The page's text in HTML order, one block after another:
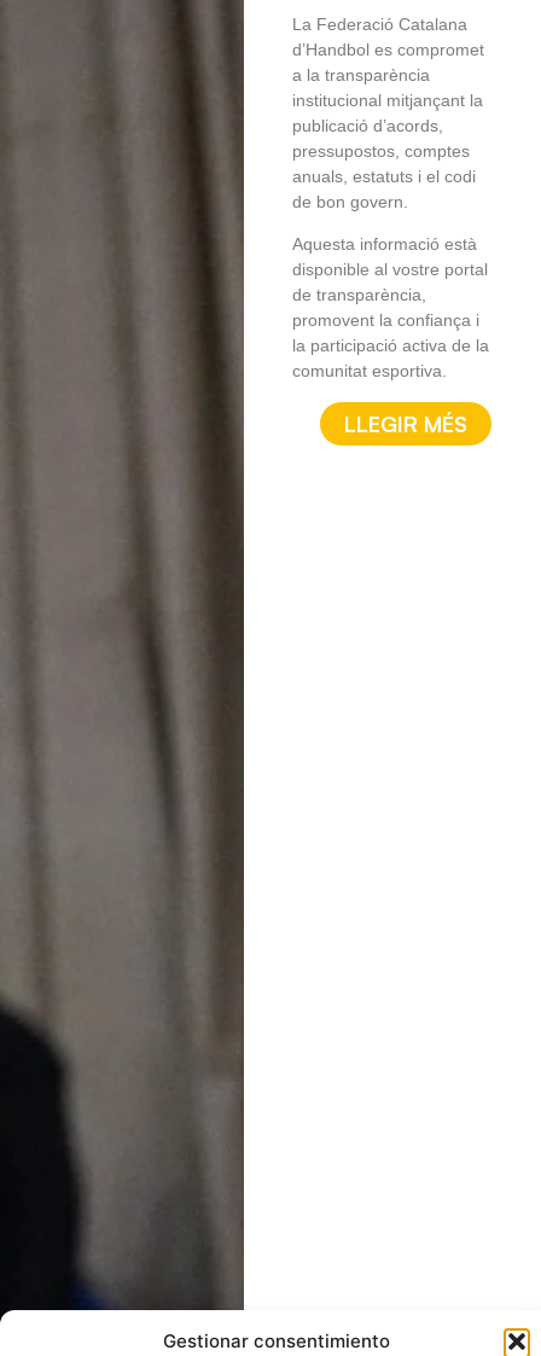
Gestionar consentimiento
La Federació Catalana
d’Handbol es compromet
a la transparència
institucional mitjançant la
publicació d’acords,
pressupostos, comptes
anuals, estatuts i el codi
de bon govern.
Aquesta informació està
disponible al vostre portal
de transparència,
promovent la confiança i
la participació activa de la
comunitat esportiva.
LLEGIR MÉS